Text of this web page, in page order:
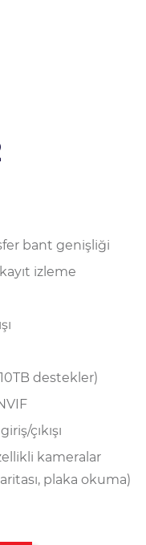
bant genişliği
izleme
destekler)
çıkışı
kameralar
plaka okuma)